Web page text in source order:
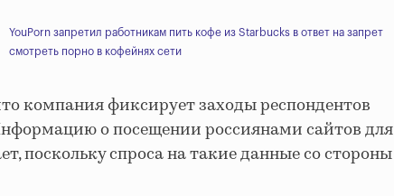
YouPorn запретил работникам пить кофе из Starbucks в ответ на запрет
смотреть порно в кофейнях сети
компания фиксирует заходы респондентов
о посещении россиянами сайтов для
поскольку спроса на такие данные со стороны